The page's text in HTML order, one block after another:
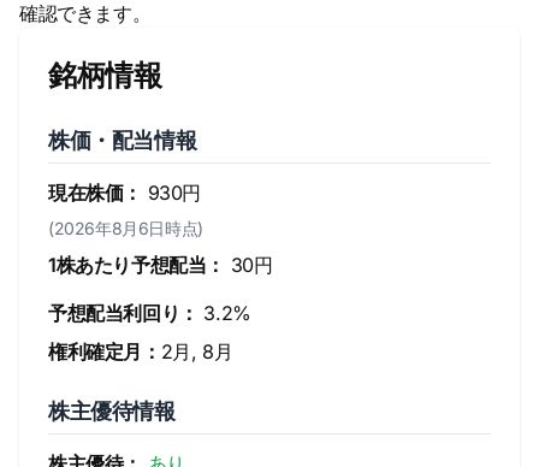
確認できます。
銘柄情報
株価・配当情報
現在株価： 930円
(2026年8月6日時点)
1株あたり予想配当： 30円
予想配当利回り： 3.2%
権利確定月： 2月, 8月
株主優待情報